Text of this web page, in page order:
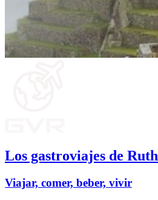
Los gastroviajes de Ruth
Viajar, comer, beber, vivir